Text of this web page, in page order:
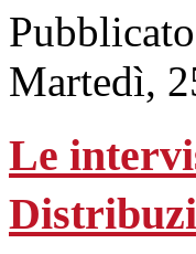
Martedì,
Le